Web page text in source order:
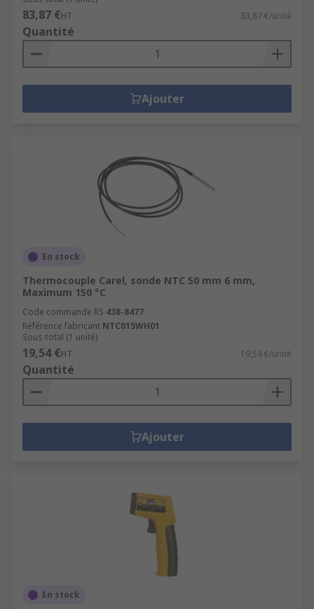
83,87 €HT 83,87 €/unité
Quantité
Ajouter
En stock
Thermocouple Carel, sonde NTC 50 mm 6 mm,
Maximum 150 °C
Code commande RS 438-8477
Référence fabricant NTC015WH01
Sous-total (1 unité)
19,54 €HT 19,54 €/unité
Quantité
Ajouter
En stock